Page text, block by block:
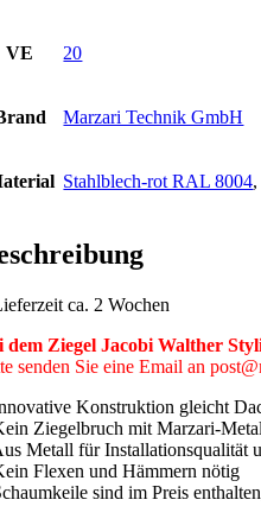
VE 20
Marzari Technik GmbH
Stahlblech-rot RAL 8004,
ca. 2 Wochen
dem Ziegel Jacobi Walther
senden Sie eine Email an
Konstruktion gleicht
Ziegelbruch mit Marzari-
Metall für Installationsqualität
Flexen und Hämmern nötig
sind im Preis